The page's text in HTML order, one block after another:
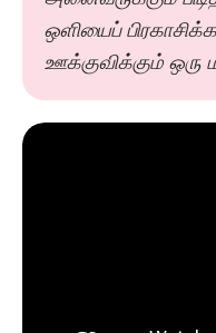
ஒளியைப்
ஊக்குவிக்கும் ஒரு